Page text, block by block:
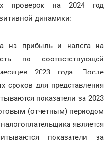
проверок на 2024 год
динамики:
на прибыль и налога на
по соответствующей
2023 года. После
сроков для представления
показатели за 2023
(отчетным) периодом
является
показатели за